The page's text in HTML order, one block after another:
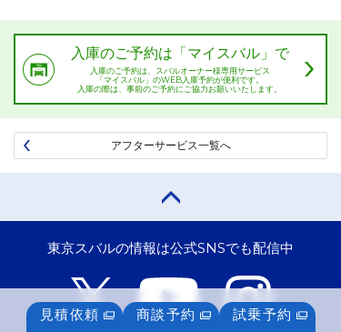
入庫のご予約は「マイスバル」で
入庫のご予約は、スバルオーナー様専用サービス
「マイスバル」のWEB入庫予約が便利です。
入庫の際は、事前のご予約にご協力お願いいたします。
アフターサービス一覧へ
見積依頼 商談予約 試乗予約
東京スバルの情報は公式SNSでも配信中